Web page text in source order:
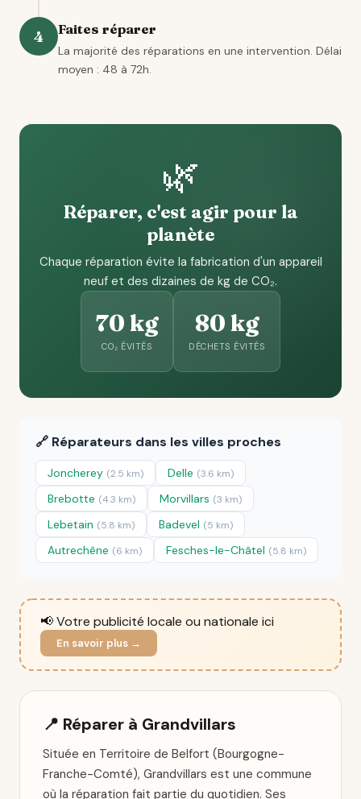
4 Faites réparer
La majorité des réparations en une intervention. Délai
moyen : 48 à 72h.
🌿
Réparer, c'est agir pour la
planète
Chaque réparation évite la fabrication d'un appareil
neuf et des dizaines de kg de CO₂.
70 kg
CO₂ ÉVITÉS
80 kg
DÉCHETS ÉVITÉS
🔗 Réparateurs dans les villes proches
Joncherey (2.5 km) Delle (3.6 km)
Brebotte (4.3 km) Morvillars (3 km)
Lebetain (5.8 km) Badevel (5 km)
Autrechêne (6 km) Fesches-le-Châtel (5.8 km)
📢 Votre publicité locale ou nationale ici
En savoir plus →
📍 Réparer à Grandvillars
Située en Territoire de Belfort (Bourgogne-
Franche-Comté), Grandvillars est une commune
où la réparation fait partie du quotidien. Ses